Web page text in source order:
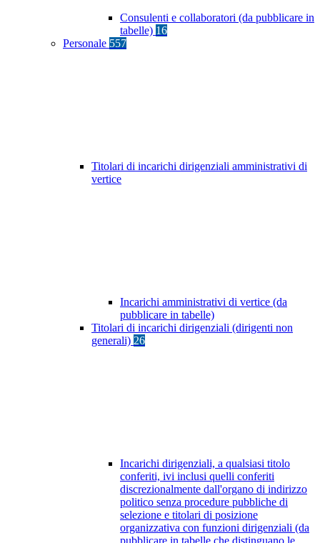
Consulenti e collaboratori (da pubblicare in
tabelle) 16
Personale 557
Titolari di incarichi dirigenziali amministrativi di
vertice
Incarichi amministrativi di vertice (da
pubblicare in tabelle)
Titolari di incarichi dirigenziali (dirigenti non
generali) 26
Incarichi dirigenziali, a qualsiasi titolo
conferiti, ivi inclusi quelli conferiti
discrezionalmente dall'organo di indirizzo
politico senza procedure pubbliche di
selezione e titolari di posizione
organizzativa con funzioni dirigenziali (da